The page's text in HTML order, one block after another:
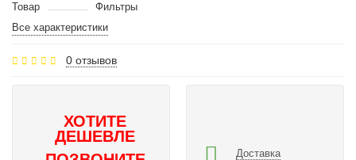
Товар
Фильтры
Все характеристики
0 отзывов
ХОТИТЕ
ДЕШЕВЛЕ
Доставка